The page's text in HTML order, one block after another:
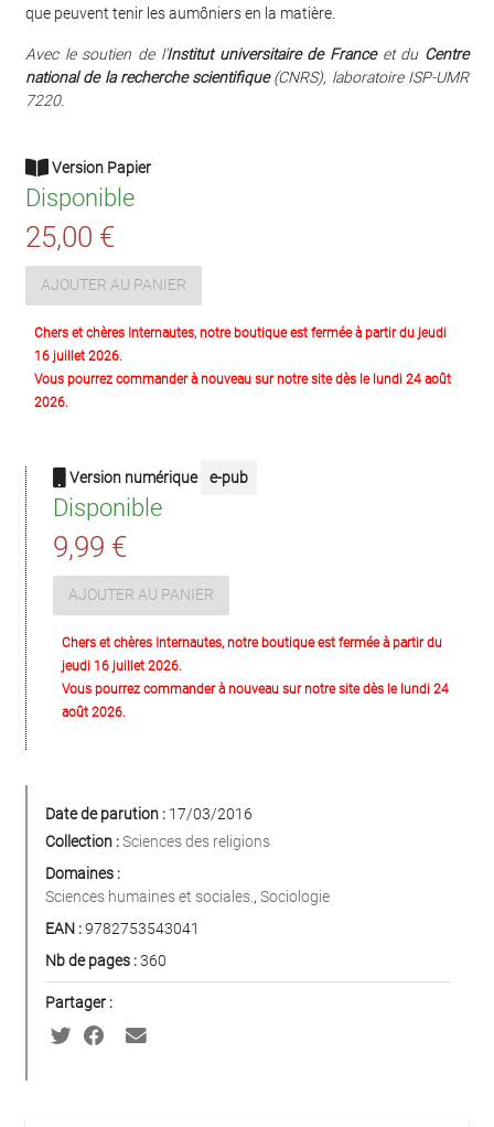
que peuvent tenir les aumôniers en la matière.
Avec le soutien de l'Institut universitaire de Franceet du Centre
national de la recherche scientifique(CNRS), laboratoire ISP-UMR
7220.
Version Papier
Disponible
25,00 €
AJOUTER AU PANIER
Chers et chères Internautes, notre boutique est fermée à partir du jeudi
16 juillet 2026.
Vous pourrez commander à nouveau sur notre site dès le lundi 24 août
2026.
Version numérique e-pub
Disponible
9,99 €
AJOUTER AU PANIER
Chers et chères Internautes, notre boutique est fermée à partir du
jeudi 16 juillet 2026.
Vous pourrez commander à nouveau sur notre site dès le lundi 24
août 2026.
Date de parution : 17/03/2016
Collection :Sciences des religions
Domaines :
Sciences humaines et sociales. , Sociologie
EAN :9782753543041
Nb de pages :360
Partager :